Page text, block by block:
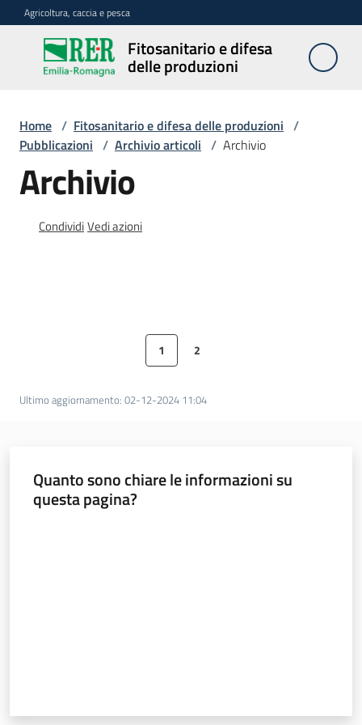
Vai al contenuto
Vai alla navigazione
Vai al footer
Agricoltura, caccia e pesca
Fitosanitario e difesa
delle produzioni
Fitosanitario
e difesa
produzioni
Avversità
piante
sementi
Home / Fitosanitario e difesa delle produzioni /
Pubblicazioni / Archivio articoli / Archivio
Archivio
CondividiVedi azioni
Pagina precedente
Pagina
1 Pagina
2
Ultimo aggiornamento: 02-12-2024 11:04
Quanto sono chiare le informazioni su
questa pagina?